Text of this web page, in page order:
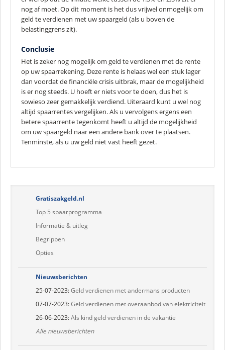
nog af moet. Op dit moment is het dus vrijwel onmogelijk om
geld te verdienen met uw spaargeld (als u boven de
belastinggrens zit).
Conclusie
Het is zeker nog mogelijk om geld te verdienen met de rente
op uw spaarrekening. Deze rente is helaas wel een stuk lager
dan voordat de financiële crisis uitbrak, maar de mogelijkheid
is er nog steeds. U hoeft er niets voor te doen, dus het is
sowieso zeer gemakkelijk verdiend. Uiteraard kunt u wel nog
altijd spaarrentes vergelijken. Als u vervolgens ergens een
betere spaarrente tegenkomt heeft u altijd de mogelijkheid
om uw spaargeld naar een andere bank over te plaatsen.
Tenminste, als u uw geld niet vast heeft gezet.
Gratiszakgeld.nl
Top 5 spaarprogramma
Informatie & uitleg
Begrippen
Opties
Nieuwsberichten
25-07-2023:Geld verdienen met andermans producten
07-07-2023:Geld verdienen met overaanbod van elektriciteit
26-06-2023:Als kind geld verdienen in de vakantie
Alle nieuwsberichten